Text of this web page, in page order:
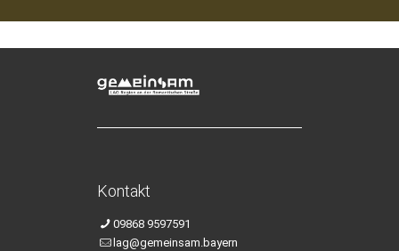
Kontakt
09868 9597591
lag@gemeinsam.bayern